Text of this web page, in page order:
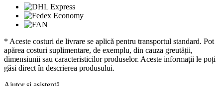
* Aceste costuri de livrare se aplică pentru transportul standard. Pot
apărea costuri suplimentare, de exemplu, din cauza greutății,
dimensiunii sau caracteristicilor produselor. Aceste informații le poți
găsi direct în descrierea produsului.